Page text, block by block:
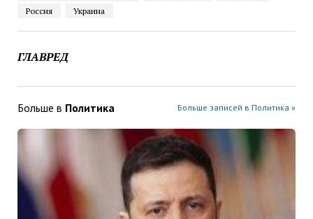
Россия
Украина
ГЛАВРЕД
Больше в Политика Больше записей в Политика »